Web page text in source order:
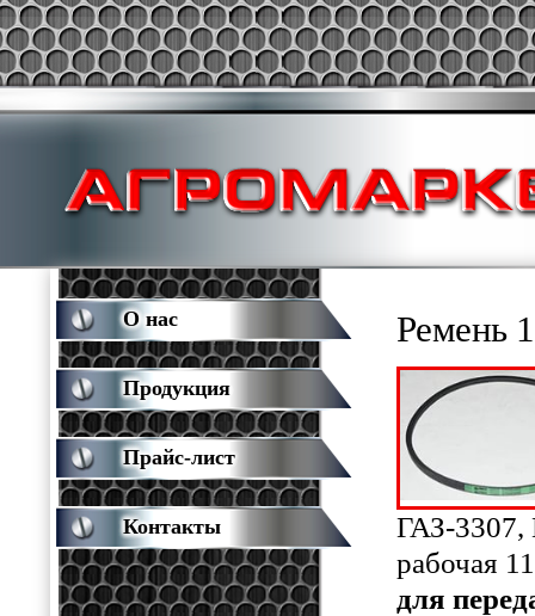
Ремень
ГАЗ-
рабочая
для
О нас
Продукция
Прайс-лист
Контакты